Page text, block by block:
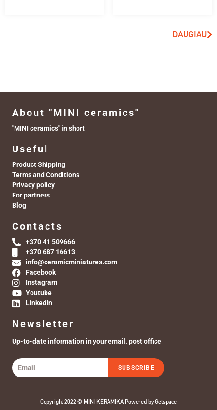
DAUGIAU
About "MINI ceramics"
"MINI ceramics" in short
Useful
Product Shipping
Terms and Conditions
Privacy policy
For partners
Blog
Contacts
+370 41 509666
+370 687 16613
info@ceramicminiatures.com
Facebook
Instagram
Youtube
LinkedIn
Newsletter
Up-to-date information in your email. post office
SUBSCRIBE
Copyright 2022 © MINI KERAMIKA Powered byGetspace